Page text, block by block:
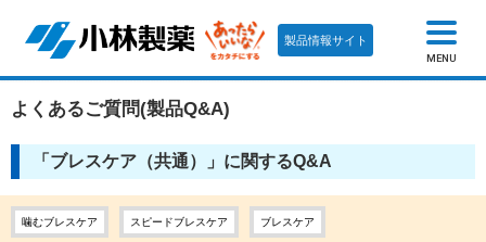
製品情報サイト
MENU
よくあるご質問(製品Q&A)
「ブレスケア（共通）」に関するQ&A
噛むブレスケア スピードブレスケア ブレスケア